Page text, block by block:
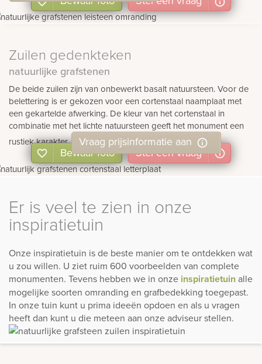
Zuilen gedenkteken
natuurlijke grafstenen
De beide zuilen zijn van onbewerkt basalt natuursteen. Voor de
belettering is er gekozen voor een cortenstaal naamplaat met
een gekartelde afwerking. De kleur van het cortenstaal in
combinatie met het lichte natuursteen geeft het monument een
rustiek karakter.
Vraag prijsinformatie aan
Bewaar foto Steleenvraag
Er is veel te zien in onze
inspiratietuin
Onze inspiratietuin is de beste manier om te ontdekken wat
u zou willen. U ziet ruim 600 voorbeelden van complete
monumenten. Tevens hebben we in onze inspiratietuinalle
mogelijke soorten omranding en grafbedekking toegepast.
In onze tuin kunt u prima ideeën opdoen en als u vragen
heeft dan kunt u die meteen aan onze adviseur stellen.